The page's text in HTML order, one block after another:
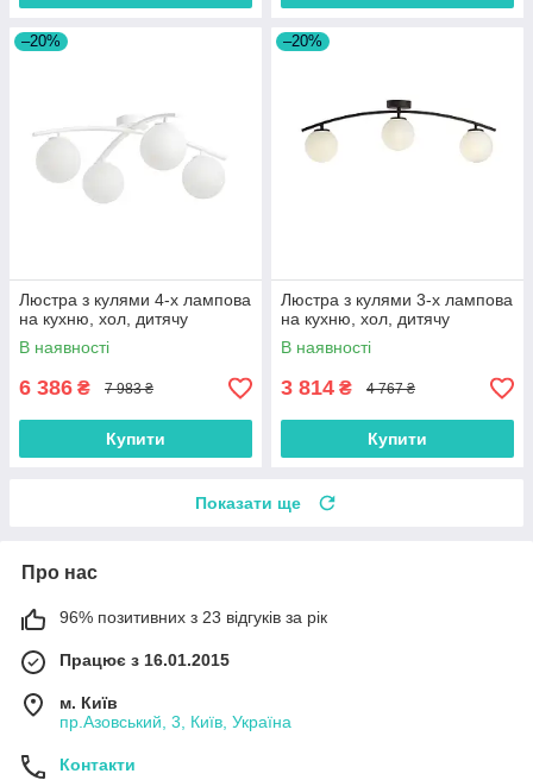
–20%
Люстра з кулями 4-х лампова
на кухню, хол, дитячу
В наявності
6 386 ₴ 7 983 ₴
Купити
–20%
Люстра з кулями 3-х лампова
на кухню, хол, дитячу
В наявності
3 814 ₴ 4 767 ₴
Купити
Показати ще
Про нас
96% позитивних з 23 відгуків за рік
Працює з 16.01.2015
м. Київ
пр.Азовський, 3, Київ, Україна
Контакти